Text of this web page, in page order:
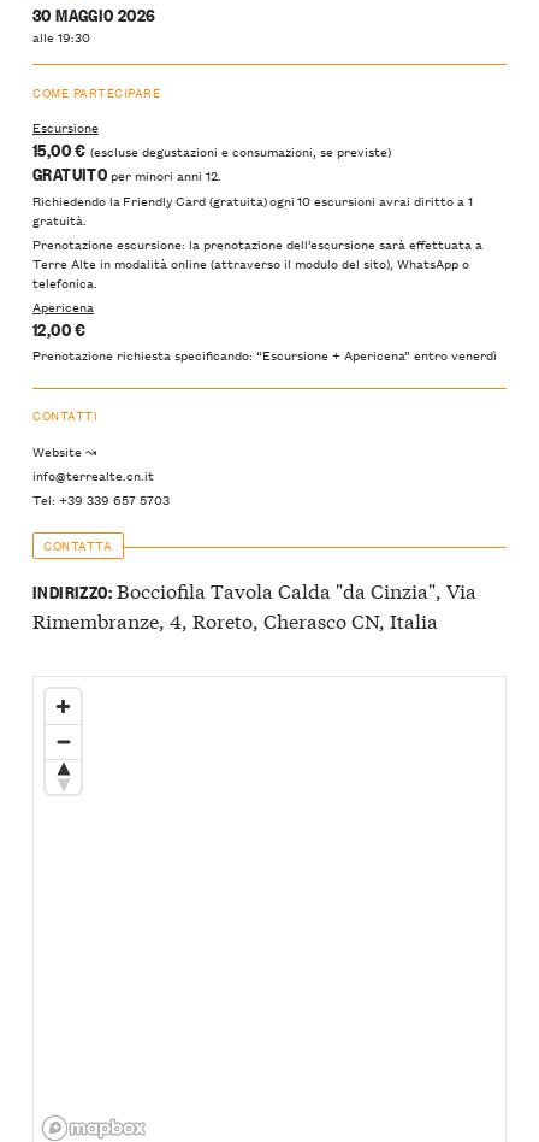
30 MAGGIO 2026
alle 19:30
COME PARTECIPARE
Escursione
15,00 € (escluse degustazioni e consumazioni, se previste)
GRATUITOper minori anni 12.
Richiedendo la Friendly Card (gratuita) ogni 10 escursioni avrai diritto a 1
gratuità.
Prenotazione escursione: la prenotazione dell’escursione sarà effettuata a
Terre Alte in modalità online (attraverso il modulo del sito), WhatsApp o
telefonica.
Apericena
12,00 €
Prenotazione richiesta specificando: “Escursione + Apericena” entro venerdì
CONTATTI
Website ↝
info@terrealte.cn.it
Tel: +39 339 657 5703
CONTATTA
INDIRIZZO:Bocciofila Tavola Calda "da Cinzia", Via
Rimembranze, 4, Roreto, Cherasco CN, Italia